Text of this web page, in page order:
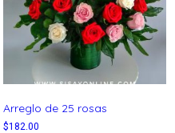
Arreglo de 25 rosas
$182.00